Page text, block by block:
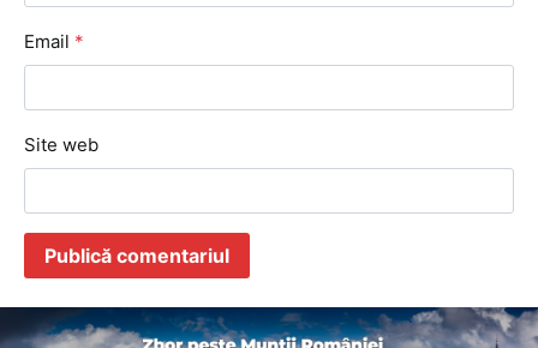
Email *
Site web